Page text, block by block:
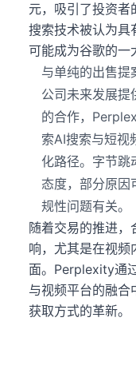
元，吸引了投资
搜索技术被认为具
可能成为谷歌的一
与单纯的出售
公司未来发展提
的合作，
索AI搜索与短视
化路径。字节
态度，部分原
规性问题有关。
随着交易的推进
响，尤其是在视频
面。Perplexity通
与视频平台的融合
获取方式的革新。